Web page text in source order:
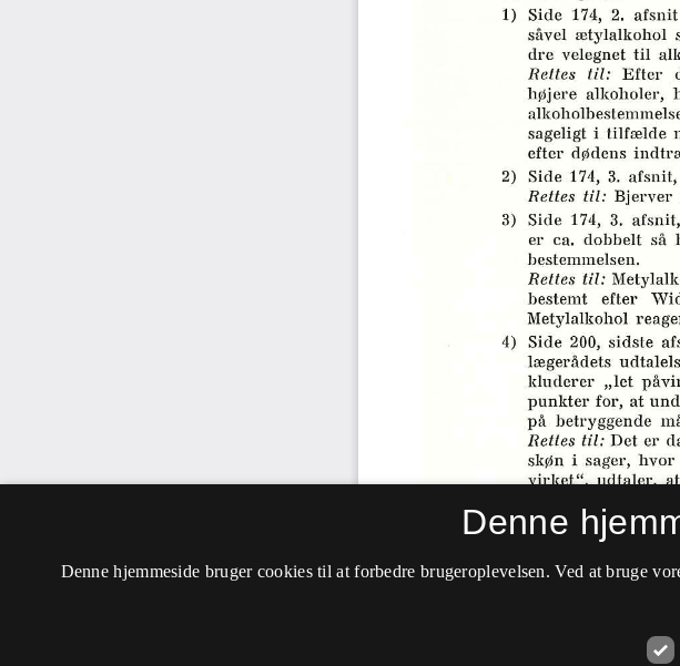
Denne
Denne hjemmeside bruger cookies til at forbedre brugeroplevelsen. Ved at bruge